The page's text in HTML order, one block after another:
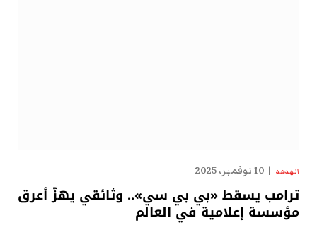
الهدهد 10 نوفمبر، 2025
ترامب يسقط «بي بي سي».. وثائقي يهزّ أعرق
مؤسسة إعلامية في العالم